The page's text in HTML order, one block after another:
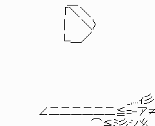
「＼＼
| ＼〉
Ｌ＿／ /
,. "´ _ ｀≧-=ｧ
,.ｨ彡´ -=♀ ｸ´ ‘
-ｧ= ´ -=f / ｼヾ
_,...ｨ彡〃ﾆ二
∠二二二二二二